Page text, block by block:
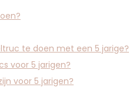
te doen met een 5 jarige?
voor 5 jarigen?
voor 5 jarigen?